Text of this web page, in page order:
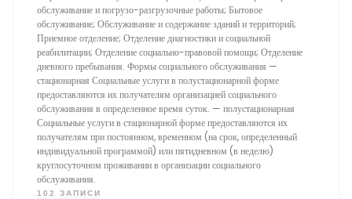
обслуживание и погрузо-разгрузочные работы; Бытовое
обслуживание; Обслуживание и содержание зданий и территорий;
Приемное отделение; Отделение диагностики и социальной
реабилитации; Отделение социально-правовой помощи; Отделение
дневного пребывания. Формы социального обслуживания —
стационарная Социальные услуги в полустационарной форме
предоставляются их получателям организацией социального
обслуживания в определенное время суток. — полустационарная
Социальные услуги в стационарной форме предоставляются их
получателям при постоянном, временном (на срок, определенный
индивидуальной программой) или пятидневном (в неделю)
круглосуточном проживании в организации социального
обслуживания.
102 ЗАПИСИ